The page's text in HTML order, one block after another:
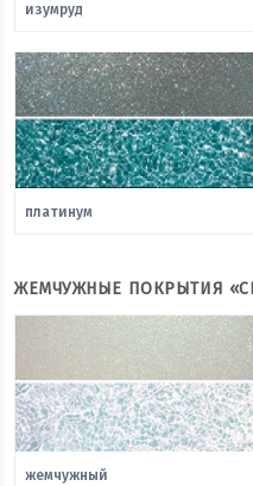
изумруд
платинум
ЖЕМЧУЖНЫЕ ПОКРЫТИЯ
жемчужный